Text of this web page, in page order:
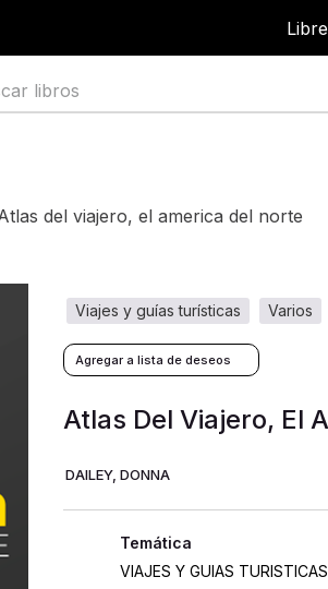
libros
atlas del viajero, el america del norte
varios
viajes y guías turísticas
Atlas Del Viajero, El
DAILEY, DONNA
VIAJES Y GUIAS TURISTICAS